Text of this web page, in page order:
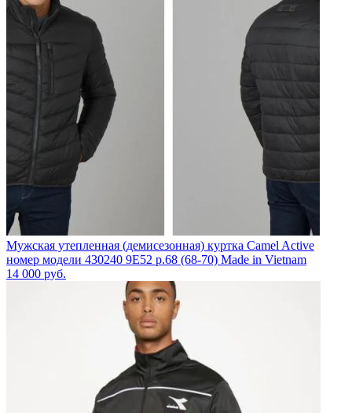
Мужская утепленная (демисезонная) куртка Camel Active
номер модели 430240 9E52 р.68 (68-70) Made in Vietnam
14 000 руб.